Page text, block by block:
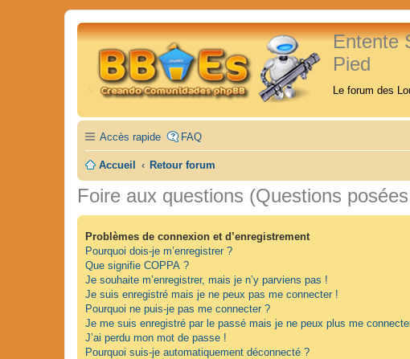
Entente
Pied
Le forum des
Accès rapide FAQ
Accueil Retour forum
Foire aux questions (Questions
Problèmes de connexion et d’enregistrement
Pourquoi dois-je m’enregistrer ?
Que signifie COPPA ?
Je souhaite m’enregistrer, mais je n’y parviens pas !
Je suis enregistré mais je ne peux pas me connecter !
Pourquoi ne puis-je pas me connecter ?
Je me suis enregistré par le passé mais je ne peux plus me
J’ai perdu mon mot de passe !
Pourquoi suis-je automatiquement déconnecté ?